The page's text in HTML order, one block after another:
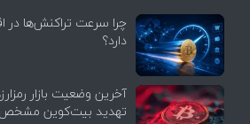
چرا سرعت تراکنش‌ها در
دارد؟
آخرین وضعیت بازار
تهدید بیت‌کوین